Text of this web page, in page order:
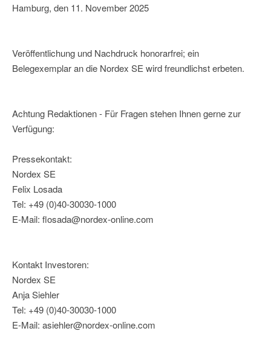
Hamburg, den 11. November 2025
Veröffentlichung und Nachdruck honorarfrei; ein
Belegexemplar an die Nordex SE wird freundlichst erbeten.
Achtung Redaktionen - Für Fragen stehen Ihnen gerne zur
Verfügung:
Pressekontakt:
Nordex SE
Felix Losada
Tel: +49 (0)40-30030-1000
E-Mail: flosada@nordex-online.com
Kontakt Investoren:
Nordex SE
Anja Siehler
Tel: +49 (0)40-30030-1000
E-Mail: asiehler@nordex-online.com